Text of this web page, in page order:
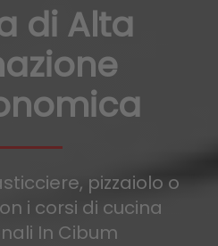
di Alta
pizzaiolo o
i corsi di cucina
In Cibum